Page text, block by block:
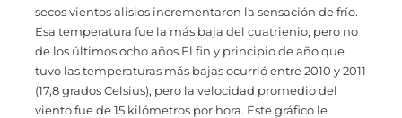
secos vientos alisios incrementaron la sensación de frío.
Esa temperatura fue la más baja del cuatrienio, pero no
de los últimos ocho años.El fin y principio de año que
tuvo las temperaturas más bajas ocurrió entre 2010 y 2011
(17,8 grados Celsius), pero la velocidad promedio del
viento fue de 15 kilómetros por hora. Este gráfico le